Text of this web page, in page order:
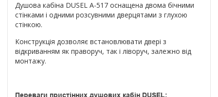
Душова кабіна DUSEL A-517 оснащена двома бічними
стінками і одними розсувними дверцятами з глухою
стінкою.
Конструкція дозволяє встановлювати двері з
відкриванням як праворуч, так і ліворуч, залежно від
монтажу.
Переваги пристінних душових кабін DUSEL: